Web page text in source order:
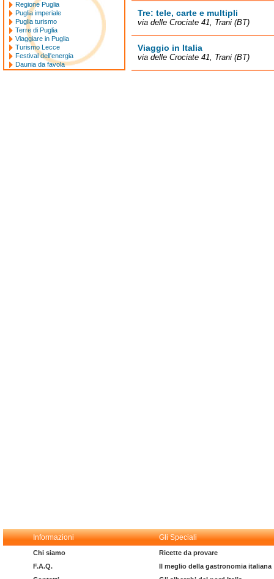
Tre: tele, carte e multipli
via delle Crociate 41, Trani (BT)
Viaggio in Italia
via delle Crociate 41, Trani (BT)
Regione Puglia
Puglia imperiale
Puglia turismo
Terre di Puglia
Viaggiare in Puglia
Turismo Lecce
Festival dell'energia
Daunia da favola
Informazioni Gli Speciali
Chi siamo
F.A.Q.
Ricette da provare
Il meglio della gastronomia italiana